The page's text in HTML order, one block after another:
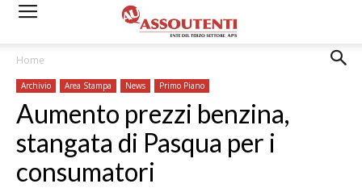
Home
Archivio Area Stampa News Primo Piano
Aumento prezzi benzina,
stangata di Pasqua per i
consumatori